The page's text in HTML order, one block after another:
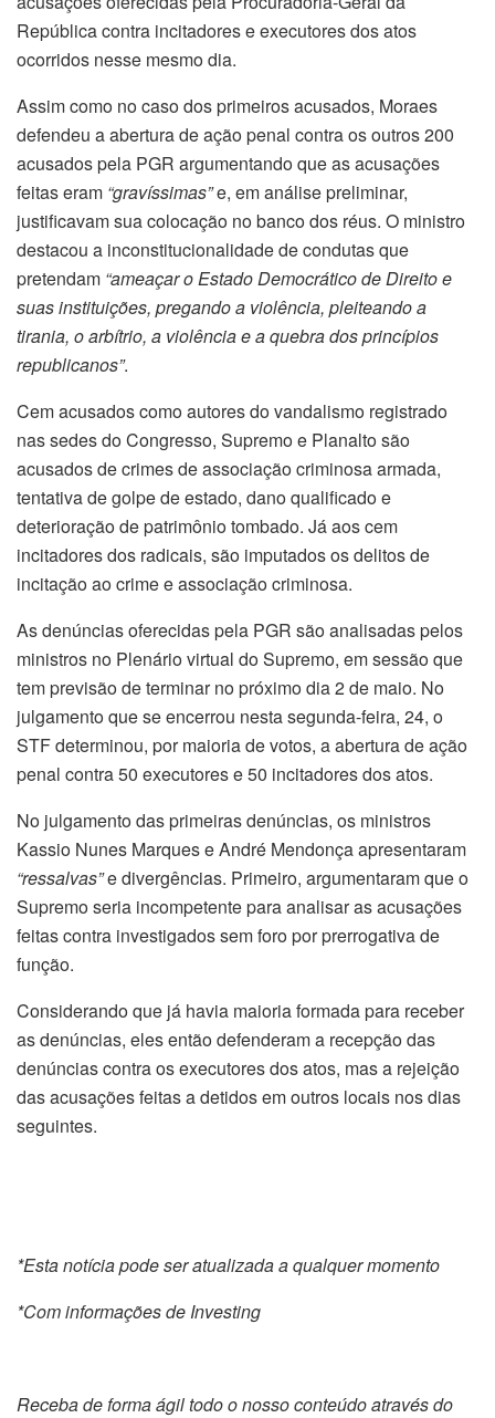
República contra incitadores e executores dos atos
ocorridos nesse mesmo dia.
Assim como no caso dos primeiros acusados, Moraes
defendeu a abertura de ação penal contra os outros 200
acusados pela PGR argumentando que as acusações
feitas eram “gravíssimas”e, em análise preliminar,
justificavam sua colocação no banco dos réus. O ministro
destacou a inconstitucionalidade de condutas que
pretendam “ameaçar o Estado Democrático de Direito e
suas instituições, pregando a violência, pleiteando a
tirania, o arbítrio, a violência e a quebra dos princípios
republicanos”.
Cem acusados como autores do vandalismo registrado
nas sedes do Congresso, Supremo e Planalto são
acusados de crimes de associação criminosa armada,
tentativa de golpe de estado, dano qualificado e
deterioração de patrimônio tombado. Já aos cem
incitadores dos radicais, são imputados os delitos de
incitação ao crime e associação criminosa.
As denúncias oferecidas pela PGR são analisadas pelos
ministros no Plenário virtual do Supremo, em sessão que
tem previsão de terminar no próximo dia 2 de maio. No
julgamento que se encerrou nesta segunda-feira, 24, o
STF determinou, por maioria de votos, a abertura de ação
penal contra 50 executores e 50 incitadores dos atos.
No julgamento das primeiras denúncias, os ministros
Kassio Nunes Marques e André Mendonça apresentaram
“ressalvas”e divergências. Primeiro, argumentaram que o
Supremo seria incompetente para analisar as acusações
feitas contra investigados sem foro por prerrogativa de
função.
Considerando que já havia maioria formada para receber
as denúncias, eles então defenderam a recepção das
denúncias contra os executores dos atos, mas a rejeição
das acusações feitas a detidos em outros locais nos dias
seguintes.
*Esta notícia pode ser atualizada a qualquer momento
*Com informações de Investing
Receba de forma ágil todo o nosso conteúdo através do